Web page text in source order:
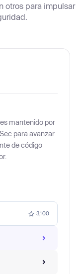
otros para impulsar
mantenido por
para avanzar
de código
3,100